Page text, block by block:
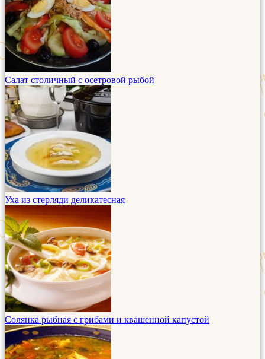
Салат столичный с осетровой рыбой
Уха из стерляди деликатесная
Солянка рыбная с грибами и квашенной капустой